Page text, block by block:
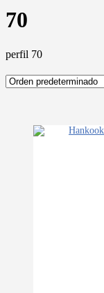
70
perfil 70